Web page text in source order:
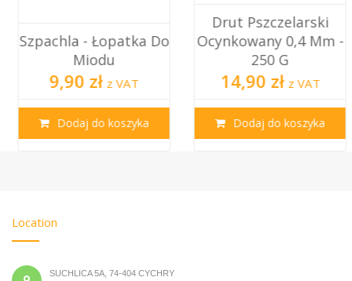
Szpachla - Łopatka Do
Miodu
9,90 zł z VAT
Dodaj do koszyka
Drut Pszczelarski
Ocynkowany 0,4 Mm -
250 G
14,90 zł z VAT
Dodaj do koszyka
Location
SUCHLICA 5A, 74-404 CYCHRY